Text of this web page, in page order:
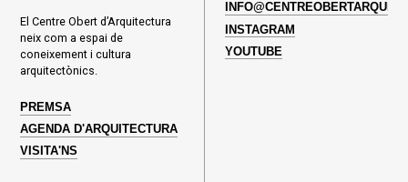
El Centre Obert d’Arquitectura
neix com a espai de
coneixement i cultura
arquitectònics.
PREMSA
AGENDA D'ARQUITECTURA
VISITA'NS
INSTAGRAM
YOUTUBE